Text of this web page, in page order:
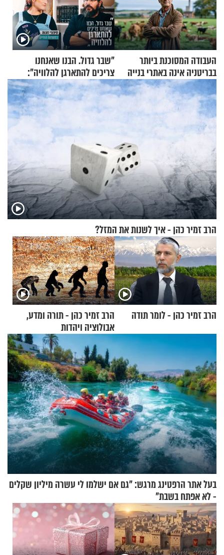
העבודה המסוכנת ביותר
בבריטניה אינה באתרי בנייה
אלא דווקא בשדות
"שבר גדול. הבנו שאנחנו
צריכים להתארגן להלוויה":
זוגיות במבחן, הפעם עם מרים
וגד דנינו
הרב זמיר כהן - איך לשנות את המזל?
הרב זמיר כהן - לומר תודה
הרב זמיר כהן - תורה ומדע,
אבולוציה ויהדות
בעל אתר הרפטינג מרגש: "גם אם ישלמו לי עשרה מיליון שקלים
- לא אפתח בשבת"